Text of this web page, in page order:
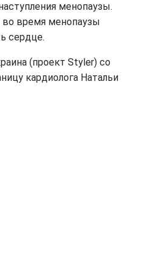
менопаузы.
во время менопаузы
сердце.
(проект Styler) со
кардиолога Натальи